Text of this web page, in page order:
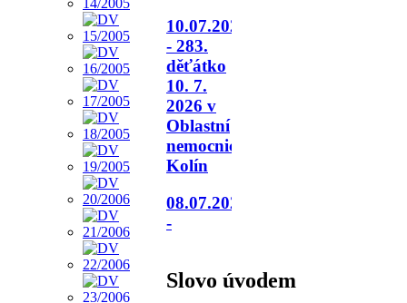
10.07.2026
- 283.
děťátko
10. 7.
2026 v
Oblastní
nemocnici
Kolín
08.07.2026
-
Slovo úvodem